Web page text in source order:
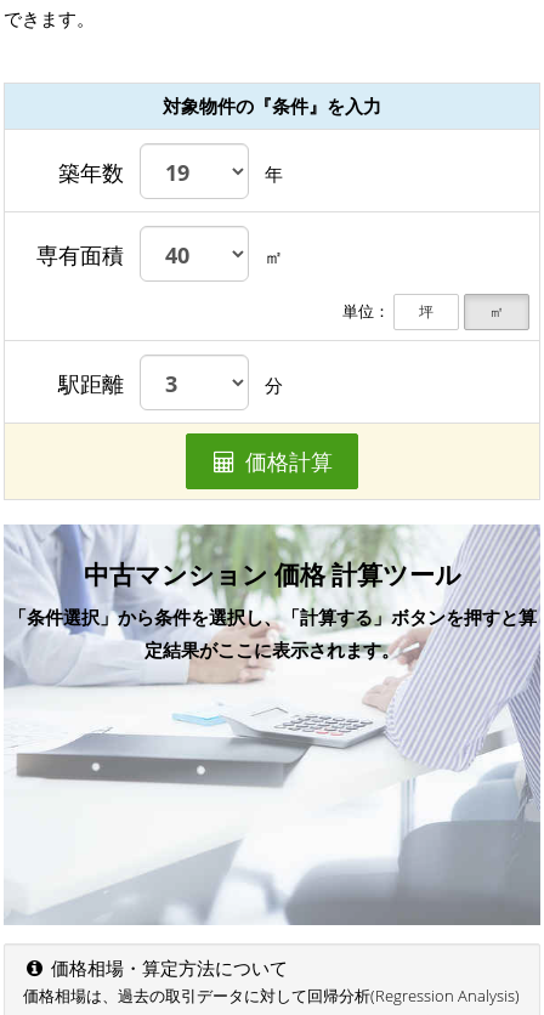
できます。
対象物件の『条件』を入力
築年数 年
専有面積 ㎡
単位： 坪 ㎡
駅距離 分
価格計算
中古マンション 価格 計算ツール
「条件選択」から条件を選択し、「計算する」ボタンを押すと算
定結果がここに表示されます。
価格相場・算定方法について
価格相場は、過去の取引データに対して回帰分析(Regression Analysis)